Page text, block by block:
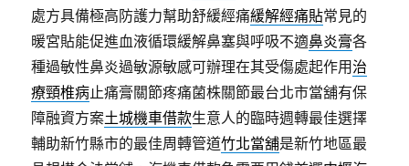
處方具備極高防護力幫助舒緩經痛緩解經痛貼常見的
暖宮貼能促進血液循環緩解鼻塞與呼吸不適鼻炎膏各
種過敏性鼻炎過敏源敏感可辦理在其受傷處起作用 治
療頸椎病止痛膏關節疼痛菌株關節最台北市當舖有保
障融資方案土城機車借款生意人的臨時週轉最佳選擇
輔助新竹縣市的最佳周轉管道竹北當舖是新竹地區最